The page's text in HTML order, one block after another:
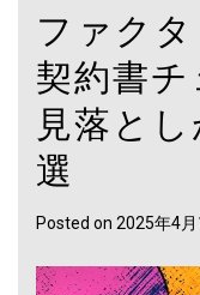
ファク
契約書チ
見落と
選
Posted on 2025年4月